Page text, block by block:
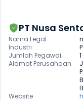
PT Nusa
Nama Legal
Industri
Jumlah Pegawai
Alamat Perusahaan
Website